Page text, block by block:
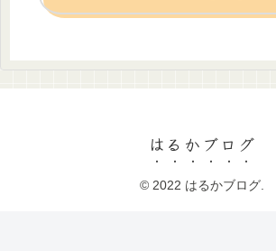
はるかブログ
© 2022 はるかブログ.